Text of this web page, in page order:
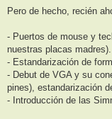
Pero de hecho, recién
- Puertos de mouse y
nuestras placas madres).
- Estandarización de
- Debut de VGA y su
pines), estandarización
- Introducción de las